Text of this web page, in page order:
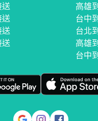
高雄
台中
台北
高雄
台中